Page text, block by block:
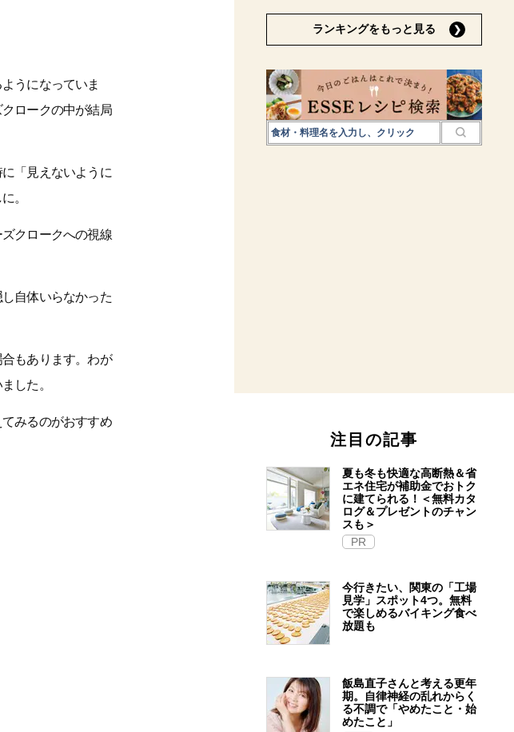
うになっていま
ロークの中が結局
「見えないように
。
クロークへの視線
自体いらなかった
もあります。わが
した。
みるのがおすすめ
ランキングをもっと見る
注目の記事
夏も冬も快適な高断熱＆省
エネ住宅が補助金でおトク
に建てられる！＜無料カタ
ログ＆プレゼントのチャン
スも＞
PR
今行きたい、関東の「工場
見学」スポット4つ。無料
で楽しめるバイキング食べ
放題も
飯島直子さんと考える更年
期。自律神経の乱れからく
る不調で「やめたこと・始
めたこと」